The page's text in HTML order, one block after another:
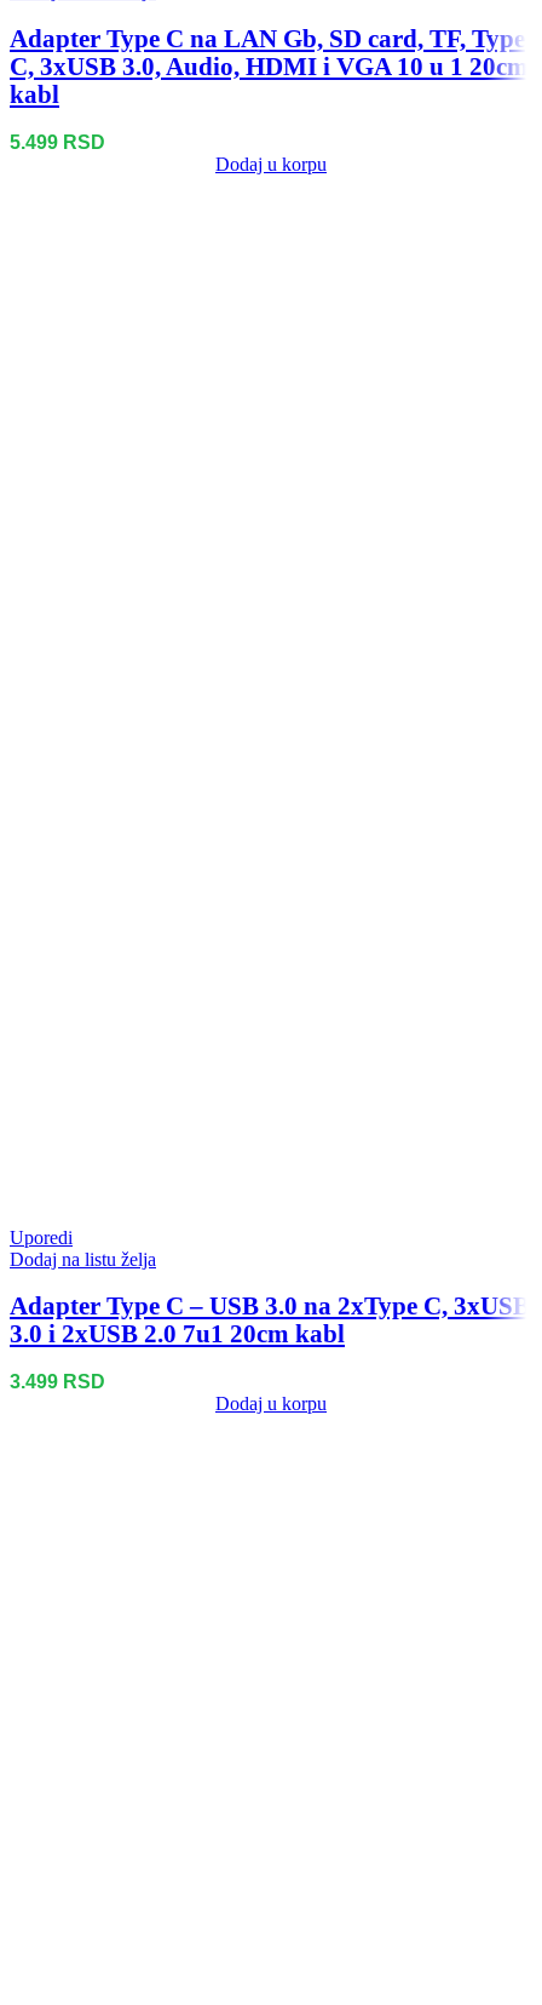
Adapter Type C na LAN Gb, SD card, TF, Type
C, 3xUSB 3.0, Audio, HDMI i VGA 10 u 1 20cm
kabl
5.499 RSD
Dodaj u korpu
Uporedi
Dodaj na listu želja
Adapter Type C – USB 3.0 na 2xType C, 3xUSB
3.0 i 2xUSB 2.0 7u1 20cm kabl
3.499 RSD
Dodaj u korpu